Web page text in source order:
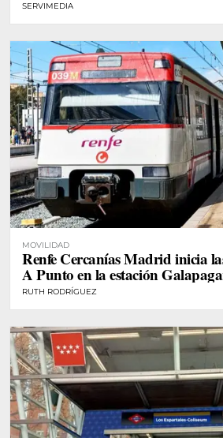
SERVIMEDIA
MOVILIDAD
Renfe Cercanías Madrid inicia
A Punto en la estación
RUTH RODRÍGUEZ